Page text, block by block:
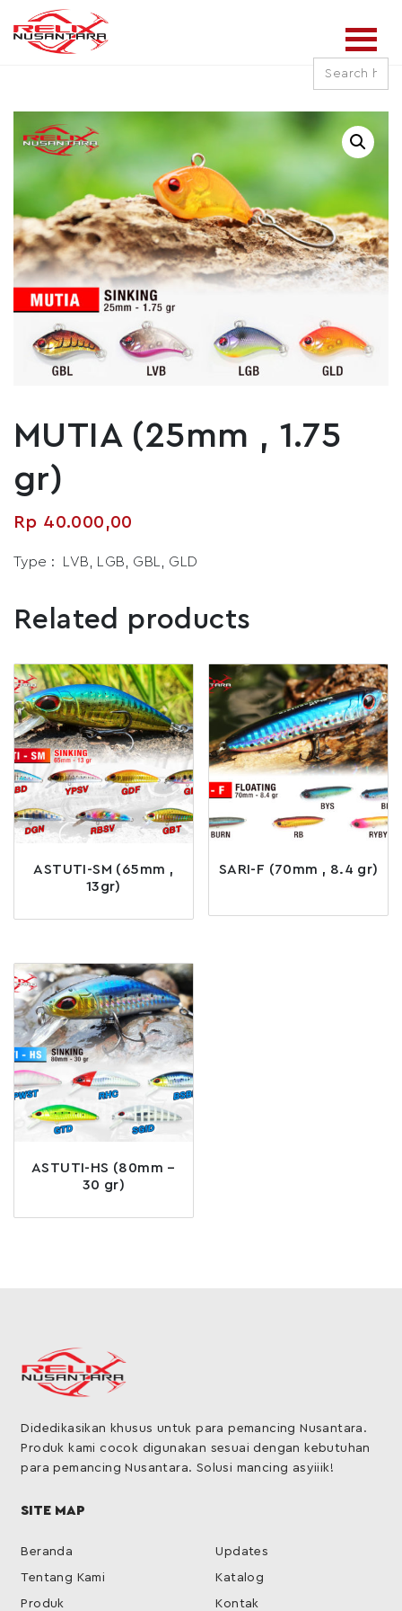
for:
MUTIA (25mm , 1.75
gr)
Rp 40.000,00
Type : LVB, LGB, GBL, GLD
Related products
ASTUTI-SM (65mm ,
13gr)
SARI-F (70mm , 8.4 gr)
ASTUTI-HS (80mm –
30 gr)
Didedikasikan khusus untuk para pemancing Nusantara.
Produk kami cocok digunakan sesuai dengan kebutuhan
para pemancing Nusantara. Solusi mancing asyiiik!
SITE MAP
Beranda
Tentang Kami
Produk
Updates
Katalog
Kontak